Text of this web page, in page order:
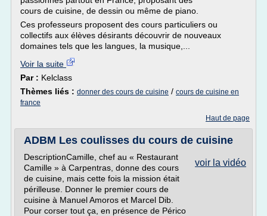
cours de cuisine, de dessin ou même de piano.
Ces professeurs proposent des cours particuliers ou
collectifs aux élèves désirants découvrir de nouveaux
domaines tels que les langues, la musique,...
Voir la suite
Par : Kelclass
Thèmes liés : donner des cours de cuisine / cours de cuisine en
france
Haut de page
ADBM Les coulisses du cours de cuisine
voir la vidéo
DescriptionCamille, chef au « Restaurant
Camille » à Carpentras, donne des cours
de cuisine, mais cette fois la mission était
périlleuse. Donner le premier cours de
cuisine à Manuel Amoros et Marcel Dib.
Pour corser tout ça, en présence de Périco